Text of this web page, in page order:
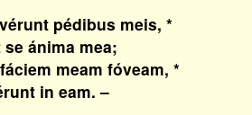
pédibus meis, *
ánima mea;
meam fóveam, *
in eam. –